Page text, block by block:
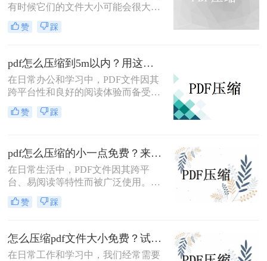
有时候它们的文件大小可能会很大，
难以通过电子邮件或其他方式共享。
在这种情况下，大家可以使用以下方
大了怎么变小吧。
赞 踩
pdf怎么压缩到5m以内？用这二种压缩方法！
在日常办公和学习中，PDF文件因其
跨平台性和良好的阅读体验而备受欢
迎。然而，有时PDF文件过大，不仅
占用存储空间，还会影响传输速度。
的方法。
赞 踩
pdf怎么压缩的小一点免费？来试试这二种压缩方法！
在日常生活中，PDF文件因其跨平
台、易阅读等特性而被广泛使用。然
而，当PDF文件体积过大时，会给存
储和传输带来诸多不便。那么pdf怎么
种免费且实用的PDF压缩方法。
赞 踩
怎么压缩pdf文件大小免费？试试这二种压缩方法！
在日常工作和学习中，我们经常需要